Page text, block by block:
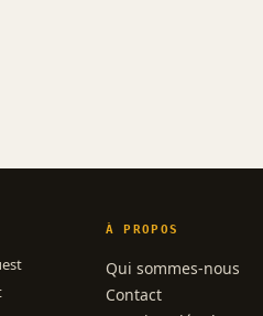
À PROPOS
Qui sommes-nous
Contact